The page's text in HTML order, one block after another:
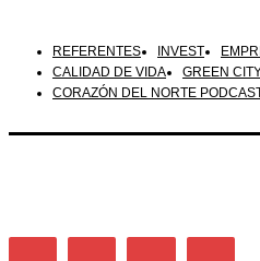
REFERENTES INVEST
CALIDAD DE VIDA
GREEN
CORAZÓN DEL NORTE